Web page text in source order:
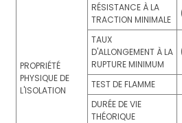
PROPRIÉTÉ
PHYSIQUE DE
L'ISOLATION
RÉSISTANCE À LA
TRACTION MINIMALE
TAUX
D'ALLONGEMENT À LA
RUPTURE MINIMUM
TEST DE FLAMME
DURÉE DE VIE
THÉORIQUE